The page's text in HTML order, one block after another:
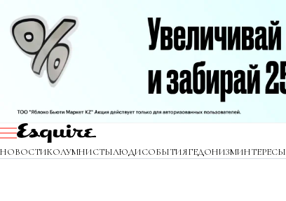
НОВОСТИКОЛУМНИСТЫЛЮДИСОБЫТИЯГЕДОНИЗМИНТЕРЕСЫ